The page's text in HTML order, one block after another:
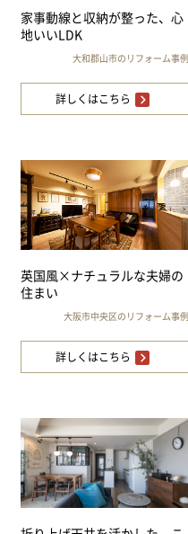
家事動線と収納が整った、心
地いいLDK
大和郡山市のリフォーム事例
詳しくはこちら
英国風×ナチュラルな夫婦の
住まい
大阪市中央区のリフォーム事例
詳しくはこちら